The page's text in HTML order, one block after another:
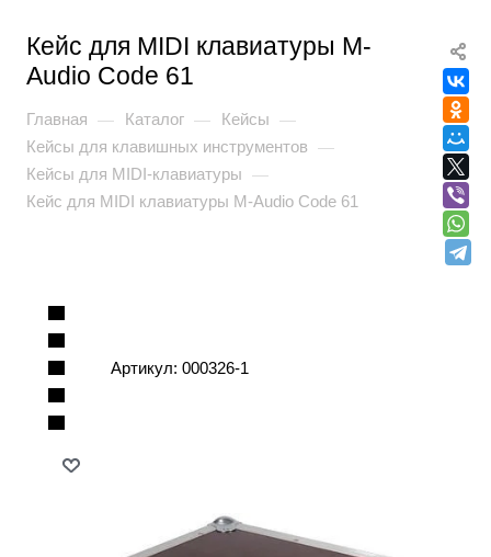
Кейс для MIDI клавиатуры M-
Audio Code 61
Главная — Каталог — Кейсы —
Кейсы для клавишных инструментов —
Кейсы для MIDI-клавиатуры —
Кейс для MIDI клавиатуры M-Audio Code 61
Артикул: 000326-1